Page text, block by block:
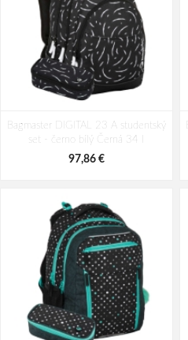
Bagmaster DIGITAL 23 A studentský
set - černo bílý Černá 34 l
97,86 €